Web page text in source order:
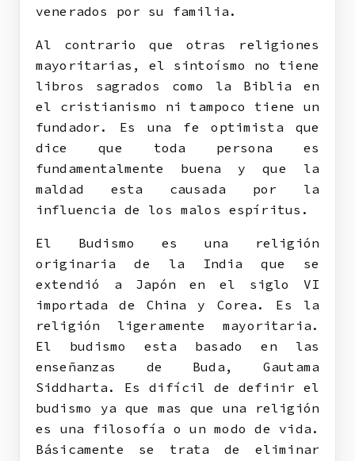
venerados por su familia.
Al contrario que otras religiones
mayoritarias, el sintoísmo no tiene
libros sagrados como la Biblia en
el cristianismo ni tampoco tiene un
fundador. Es una fe optimista que
dice que toda persona es
fundamentalmente buena y que la
maldad esta causada por la
influencia de los malos espíritus.
El Budismo es una religión
originaria de la India que se
extendió a Japón en el siglo VI
importada de China y Corea. Es la
religión ligeramente mayoritaria.
El budismo esta basado en las
enseñanzas de Buda, Gautama
Siddharta. Es difícil de definir el
budismo ya que mas que una religión
es una filosofía o un modo de vida.
Básicamente se trata de eliminar